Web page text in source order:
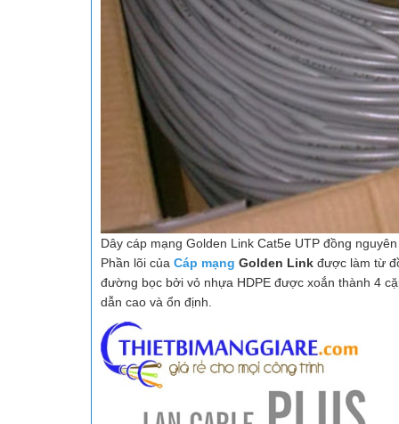
Dây cáp mạng Golden Link Cat5e UTP đồng
Phần lõi của Cáp mạng Golden Link được làm từ
đường bọc bởi vỏ nhựa HDPE được xoắn thành 4
dẫn cao và ổn định.